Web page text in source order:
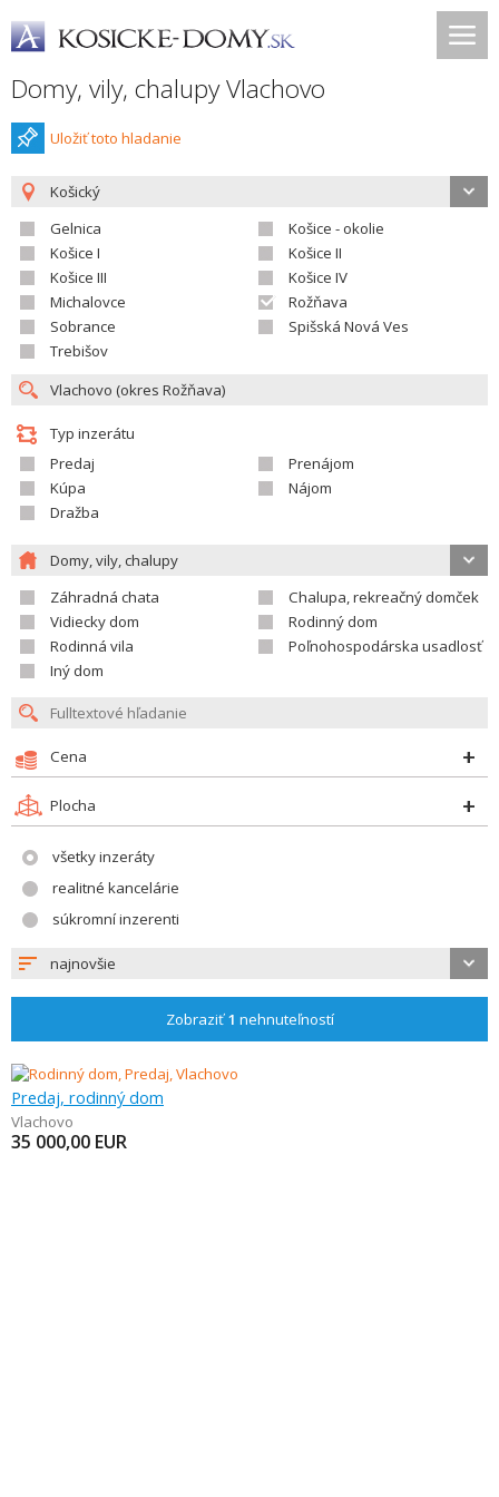
Domy, vily, chalupy Vlachovo
Uložiť toto hladanie
Košický
Gelnica
Košice - okolie
Košice I
Košice II
Košice III
Košice IV
Michalovce
Rožňava
Sobrance
Spišská Nová Ves
Trebišov
Typ inzerátu
Predaj
Prenájom
Kúpa
Nájom
Dražba
Domy, vily, chalupy
Záhradná chata
Chalupa, rekreačný domček
Vidiecky dom
Rodinný dom
Rodinná vila
Poľnohospodárska usadlosť
Iný dom
Cena
Plocha
všetky inzeráty
realitné kancelárie
súkromní inzerenti
najnovšie
Zobraziť1 nehnuteľností
Predaj, rodinný dom
Vlachovo
35 000,00 EUR